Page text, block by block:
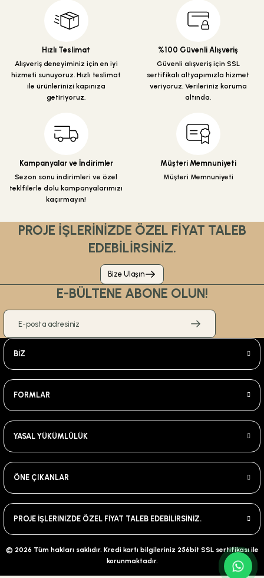
Ürün resmi kalitesiz, bozuk veya görüntülenemiyor.
Ürün açıklamasında eksik bilgiler bulunuyor.
Ürün fiyatı diğer sitelerden daha pahalı.
Bu ürüne benzer farklı alternatifler olmalı.
Hızlı Teslimat
Alışveriş deneyiminiz için en iyi
hizmeti sunuyoruz. Hızlı teslimat
ile ürünlerinizi kapınıza
getiriyoruz.
%100 Güvenli Alışveriş
Güvenli alışveriş için SSL
sertifikalı altyapımızla hizmet
veriyoruz. Verileriniz koruma
altında.
Kampanyalar ve İndirimler
Sezon sonu indirimleri ve özel
teklfilerle dolu kampanyalarımızı
kaçırmayın!
Müşteri Memnuniyeti
Müşteri Memnuniyeti
PROJE İŞLERİNİZDE ÖZEL FİYAT TALEB
EDEBİLİRSİNİZ.
Bize Ulaşın
E-BÜLTENE ABONE OLUN!
BİZ
FORMLAR
YASAL YÜKÜMLÜLÜK
ÖNE ÇIKANLAR
PROJE İŞLERİNİZDE ÖZEL FİYAT TALEB EDEBİLİRSİNİZ.
© 2026 Tüm hakları saklıdır. Kredi kartı bilgileriniz 256bit SSL sertifikası ile
korunmaktadır.